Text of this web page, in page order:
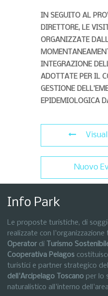
IN SEGUITO AL
DIRETTORE, LE
ORGANIZZATE
INTEGRAZIONE
ADOTTATE PER IL
GESTIONE
EPIDEMIOLOGICA
Nuovo
Info Park
Le proposte turistiche, di
realizzate con l'organizzazione
Operatordi Turismo
Cooperativa Pelagos
turistici e partner strategico
dell'Arcipelago Toscano per lo
naturalistico all'interno